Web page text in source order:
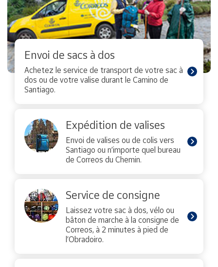
Envoi de sacs à dos
Achetez le service de transport de votre sac à
dos ou de votre valise durant le Camino de
Santiago.
Expédition de valises
Envoi de valises ou de colis vers
Santiago ou n’importe quel bureau
de Correos du Chemin.
Service de consigne
Laissez votre sac à dos, vélo ou
bâton de marche à la consigne de
Correos, à 2 minutes à pied de
l’Obradoiro.